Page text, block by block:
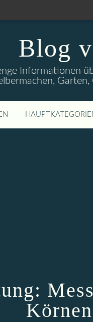
Blog
Informationen
Körnen